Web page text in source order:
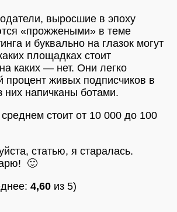
выросшие в эпоху
«прожжеными» в теме
и буквально на глазок могут
площадках стоит
каких — нет. Они легко
процент живых подписчиков в
них напичканы ботами.
стоит от 10 000 до 100
статью, я старалась.
🙂
4,60 из 5)